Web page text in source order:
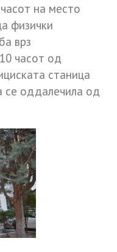
на место
физички
врз
часот од
станица
се оддалечила од